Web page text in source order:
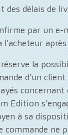
des délais de
par un e-
l'acheteur
la
d’un client
concernant
Edition
à sa
commande ne